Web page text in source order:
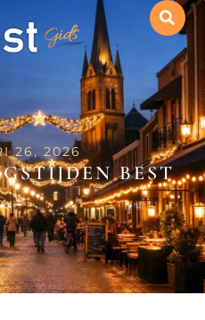
26, 2026
BEST